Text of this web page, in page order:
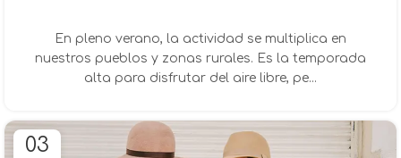
En pleno verano, la actividad se multiplica en
nuestros pueblos y zonas rurales. Es la temporada
alta para disfrutar del aire libre, pe...
03